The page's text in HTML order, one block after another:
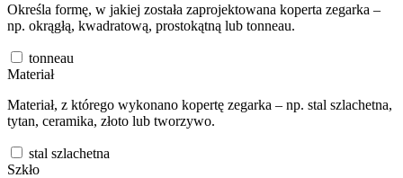
Określa formę, w jakiej została zaprojektowana koperta zegarka –
np. okrągłą, kwadratową, prostokątną lub tonneau.
tonneau
Materiał
Materiał, z którego wykonano kopertę zegarka – np. stal szlachetna,
tytan, ceramika, złoto lub tworzywo.
stal szlachetna
Szkło